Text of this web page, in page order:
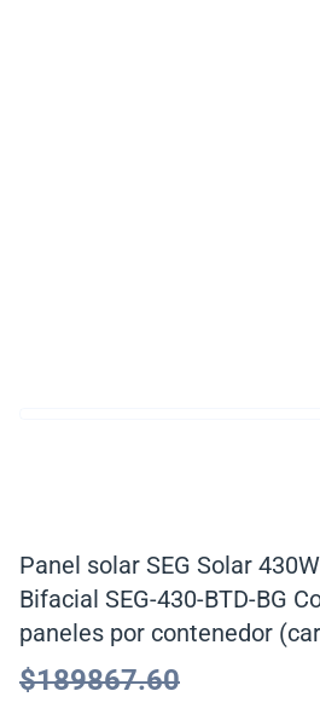
Panel solar SEG Solar
Bifacial SEG-430-BTD-BG
paneles por contenedor
$189867.60